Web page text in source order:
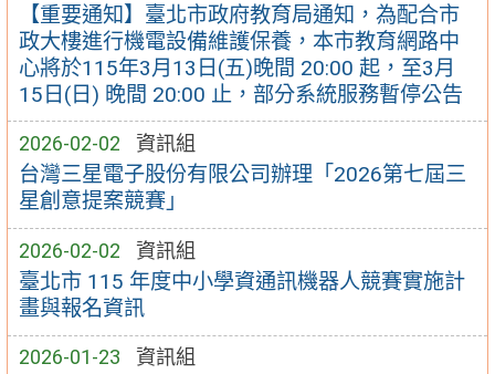
【重要通知】臺北市政府教育局通知，為配合市
政大樓進行機電設備維護保養，本市教育網路中
心將於115年3月13日(五)晚間 20:00 起，至3月
15日(日) 晚間 20:00 止，部分系統服務暫停公告
2026-02-02 資訊組
台灣三星電子股份有限公司辦理「2026第七屆三
星創意提案競賽」
2026-02-02 資訊組
臺北市 115 年度中小學資通訊機器人競賽實施計
畫與報名資訊
2026-01-23 資訊組